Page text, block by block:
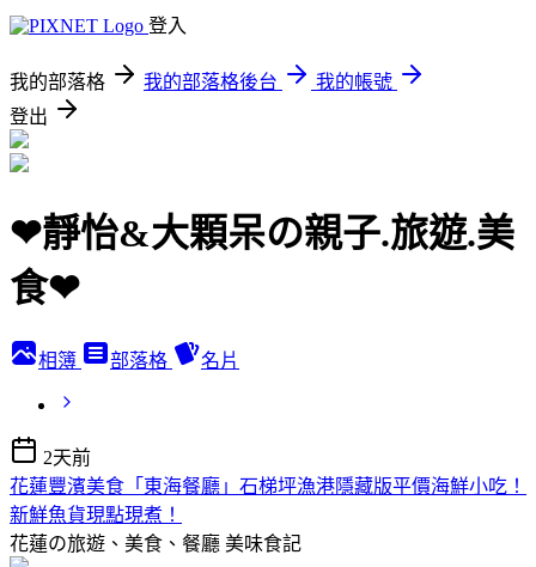
登入
我的部落格 我的部落格後台
我的帳號
登出
❤靜怡&大顆呆の親子.旅遊.美
食❤
相簿 部落格 名片
2天前
花蓮豐濱美食「東海餐廳」石梯坪漁港隱藏版平價海鮮小吃！
新鮮魚貨現點現煮！
花蓮の旅遊、美食、餐廳 美味食記